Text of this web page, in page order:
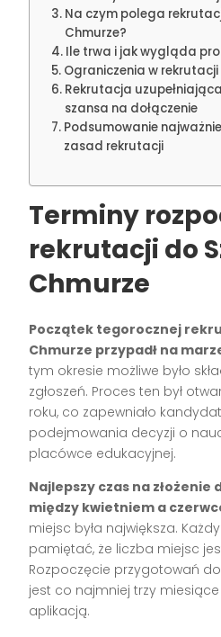
Na czym polega
Chmurze?
Ile trwa i jak wygląda
Ograniczenia w
Rekrutacja
szansa na dołączenie
Podsumowanie
zasad rekrutacji
Terminy
rekrutacji do
Chmurze
Początek tegorocznej
Chmurze przypadł na
tym okresie możliwe było
zgłoszeń. Proces ten był
roku, co zapewniało
podejmowania decyzji o
placówce edukacyjnej.
Najlepszy czas na
między kwietniem a
miejsc była największa.
pamiętać, że liczba miejsc
Rozpoczęcie przygotowań
jest co najmniej trzy
aplikacją.